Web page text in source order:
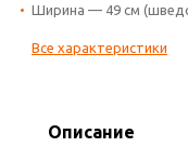
Ширина — 49 см
Все характеристики
Описание